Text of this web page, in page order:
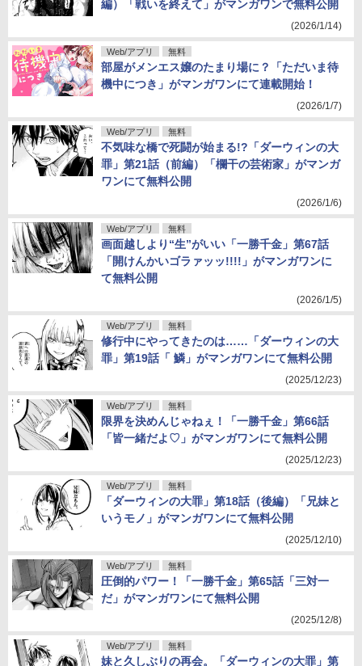
編）「戦いを終えて」がマンガワンで無料公開
(2026/1/14)
Web/アプリ 無料
部屋がメンエス嬢のたまり場に？「ただいま待
機中につき」がマンガワンにて連載開始！
(2026/1/7)
Web/アプリ 無料
不気味な橋で死闘が始まる!?「ダーウィンの大
罪」第21話（前編）「欄干の芸術家」がマンガ
ワンにて無料公開
(2026/1/6)
Web/アプリ 無料
画面越しより“生”がいい「一勝千金」第67話
「開けんかいゴラァッッ!!!!」がマンガワンに
て無料公開
(2026/1/5)
Web/アプリ 無料
修行中にやってきたのは……「ダーウィンの大
罪」第19話「 鱗」がマンガワンにて無料公開
(2025/12/23)
Web/アプリ 無料
限界を決めんじゃねぇ！「一勝千金」第66話
「皆一緒だよ♡」がマンガワンにて無料公開
(2025/12/23)
Web/アプリ 無料
「ダーウィンの大罪」第18話（後編）「兄妹と
いうモノ」がマンガワンにて無料公開
(2025/12/10)
Web/アプリ 無料
圧倒的パワー！「一勝千金」第65話「三対一
だ」がマンガワンにて無料公開
(2025/12/8)
Web/アプリ 無料
妹と久しぶりの再会。「ダーウィンの大罪」第